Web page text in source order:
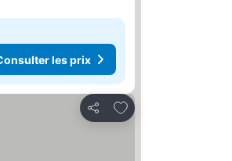
les prix
Partager
Ajouter à mes favoris